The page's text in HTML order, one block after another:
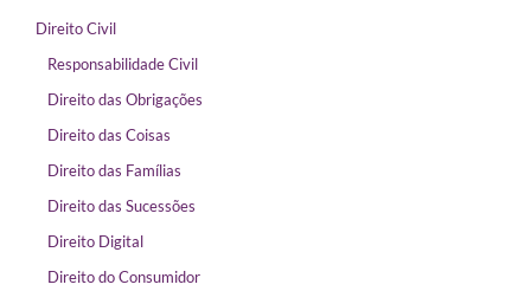
Direito Civil
Responsabilidade Civil
Direito das Obrigações
Direito das Coisas
Direito das Famílias
Direito das Sucessões
Direito Digital
Direito do Consumidor